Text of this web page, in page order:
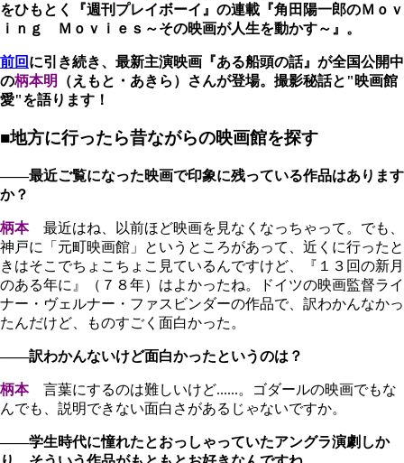
をひもとく『週刊プレイボーイ』の連載『角田陽一郎のＭｏｖ
ｉｎｇ Ｍｏｖｉｅｓ～その映画が人生を動かす～』。
前回 に引き続き、最新主演映画『ある船頭の話』が全国公開中
の柄本明 （えもと・あきら） さ んが登場。撮影秘話と"映画館
愛"を語ります！
■地方に行ったら昔ながらの映画館を探す
――最近ご覧になった映画で印象に残っている作品はあります
か？
柄本最近はね、以前ほど映画を見なくなっちゃって。でも、
神戸に「元町映画館」というところがあって、近くに行ったと
きはそこでちょこちょこ見ているんですけど、『１３回の新月
のある年に』（７８年）はよかったね。ドイツの映画監督ライ
ナー・ヴェルナー・ファスビンダーの作品で、訳わかんなかっ
たんだけど、ものすごく面白かった。
――訳わかんないけど面白かったというのは？
柄本言葉にするのは難しいけど......。ゴダールの映画でもな
んでも、説明できない面白さがあるじゃないですか。
――学生時代に憧れたとおっしゃっていたアングラ演劇しか